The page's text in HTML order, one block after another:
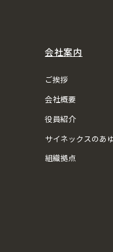
会社案内
ご挨拶
会社概要
役員紹介
サイネックスのあ
組織拠点